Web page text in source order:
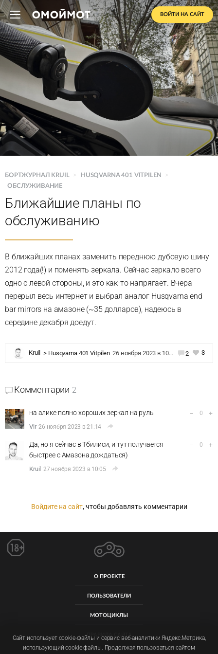
ВОЙТИ НА САЙТ
БОРТЖУРНАЛ KRUIL > HUSQVARNA 401 VITPILEN
>
ОБСЛУЖИВАНИЕ
Ближайшие планы по
обслуживанию
В ближайших планах заменить переднюю дубовую шину
2012 года(!) и поменять зеркала. Сейчас зеркало всего
одно с левой стороны, и это как-то напрягает. Вчера
перерыл весь интернет и выбрал аналог Husqvarna end
bar mirrors на амазоне (~35 долларов), надеюсь в
середине декабря доедут.
Kruil > Husqvarna 401 Vitpilen 26 ноября 2023 в 10:43 2 3
Комментарии 2
на алике полно хороших зеркал на руль
Vlr 26 ноября 2023 в 21:14
– 0 +
Да, но я сейчас в Тбилиси, и тут получается
быстрее с Амазона дождаться)
Kruil 27 ноября 2023 в 10:05
– 0 +
Войдите на сайт, чтобы добавлять комментарии
О ПРОЕКТЕ
ПОЛЬЗОВАТЕЛИ
МОТОЦИКЛЫ
ПРАВИЛА САЙТА
Сайт использует cookie-файлы и сервис веб-аналитики Яндекс.Метрика,
использующий cookie-файлы. Продолжая пользоваться сайтом